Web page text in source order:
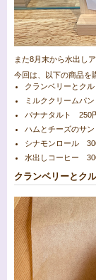
また8月末から水出し
今回は、以下の商品を
クランベリーとク
ミルククリームパ
バナナタルト 250
ハムとチーズのサ
シナモンロール
水出しコーヒー
クランベリーとク